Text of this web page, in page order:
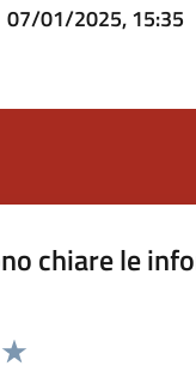
07/01/2025, 15:35
chiare le
la pagina